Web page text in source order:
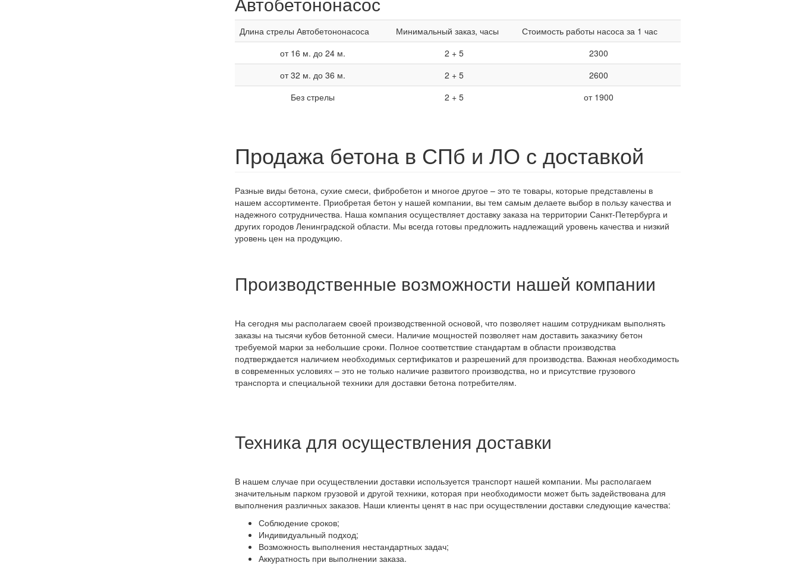
Длина стрелы Автобетононасоса Минимальный заказ, часы
Стоимость работы насоса за 1 час
от 16 м. до 24 м.
2 + 5
2300
от 32 м. до 36 м.
2 + 5
2600
Без стрелы
2 + 5 от 1900
Продажа бетона в СПб и ЛО с доставкой
Разные виды бетона, сухие смеси, фибробетон и многое другое – это те товары, которые представлены в
нашем ассортименте. Приобретая бетон у нашей компании, вы тем самым делаете выбор в пользу качества и
надежного сотрудничества. Наша компания осуществляет доставку заказа на территории Санкт-Петербурга и
других городов Ленинградской области. Мы всегда готовы предложить надлежащий уровень качества и низкий
уровень цен на продукцию.
Производственные возможности нашей компании
На сегодня мы располагаем своей производственной основой, что позволяет нашим сотрудникам выполнять
заказы на тысячи кубов бетонной смеси. Наличие мощностей позволяет нам доставить заказчику бетон
требуемой марки за небольшие сроки. Полное соответствие стандартам в области производства
подтверждается наличием необходимых сертификатов и разрешений для производства. Важная необходимость
в современных условиях – это не только наличие развитого производства, но и присутствие грузового
транспорта и специальной техники для доставки бетона потребителям.
Техника для осуществления доставки
В нашем случае при осуществлении доставки используется транспорт нашей компании. Мы располагаем
значительным парком грузовой и другой техники, которая при необходимости может быть задействована для
выполнения различных заказов. Наши клиенты ценят в нас при осуществлении доставки следующие качества:
Соблюдение сроков;
Индивидуальный подход;
Возможность выполнения нестандартных задач;
Аккуратность при выполнении заказа.